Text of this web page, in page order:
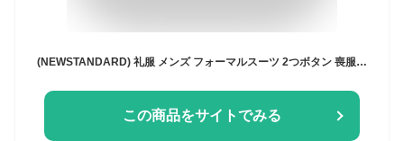
この商品をサイトでみる